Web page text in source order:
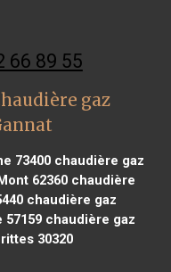
66 89 55
gaz
73400 chaudière gaz
62360 chaudière
chaudière gaz
57159 chaudière gaz
30320